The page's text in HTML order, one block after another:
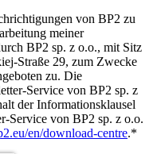
von BP2 zu
meiner
BP2 sp. z o.o., mit Sitz
Straße 29, zum Zwecke
zu. Die
Service von BP2 sp. z
der Informationsklausel
Service von BP2 sp. z o.o.
en/download-centre.*